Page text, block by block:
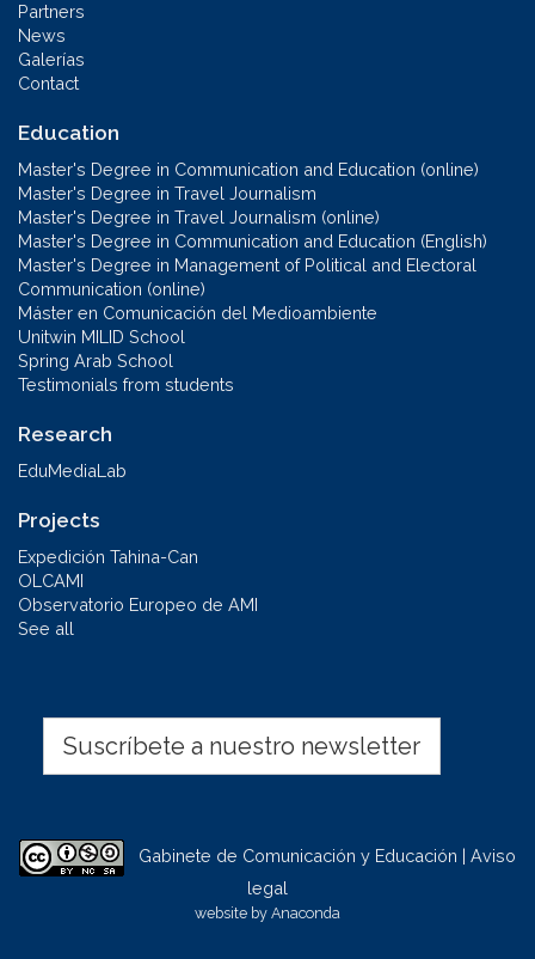
Partners
News
Galerías
Contact
Education
Master's Degree in Communication and Education (online)
Master's Degree in Travel Journalism
Master's Degree in Travel Journalism (online)
Master's Degree in Communication and Education (English)
Master's Degree in Management of Political and Electoral
Communication (online)
Máster en Comunicación del Medioambiente
Unitwin MILID School
Spring Arab School
Testimonials from students
Research
EduMediaLab
Projects
Expedición Tahina-Can
OLCAMI
Observatorio Europeo de AMI
See all
Suscríbete a nuestro newsletter
Gabinete de Comunicación y Educación | Aviso
legal
website by Anaconda